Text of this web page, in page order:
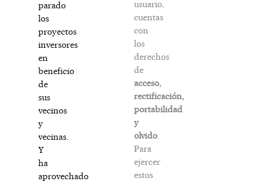
parado
los
proyectos
inversores
en
beneficio
de
sus
vecinos
y
vecinas.
Y
ha
aprovechado
usuario,
cuentas
con
los
derechos
de
acceso,
rectificación,
portabilidad
y
olvido.
Para
ejercer
estos